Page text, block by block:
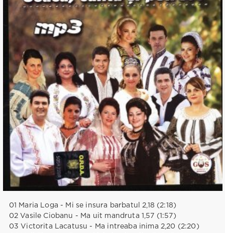
01 Maria Loga - Mi se insura barbatul 2,18 (2:18)
02 Vasile Ciobanu - Ma uit mandruta 1,57 (1:57)
03 Victorita Lacatusu - Ma intreaba inima 2,20 (2:20)